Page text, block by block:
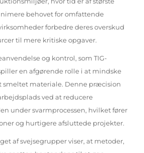
behovet for omfattende
forbedre deres overskud
til mere kritiske opgaver.
og kontrol, som TIG-
en afgørende rolle i at mindske
smeltet materiale. Denne præcision
ved at reducere
under svarmprocessen, hvilket fører
og hurtigere afsluttede projekter.
af svejsegrupper viser, at metoder,